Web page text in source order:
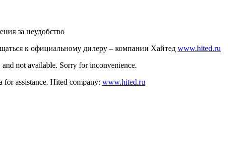
за неудобство
к официальному дилеру – компании Хайтед www.hited.ru
not available. Sorry for inconvenience.
assistance. Hited company: www.hited.ru